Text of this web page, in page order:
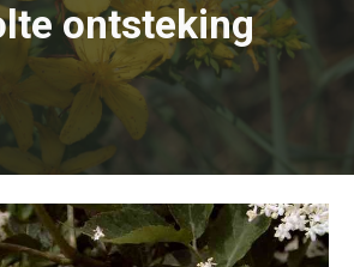
ontsteking